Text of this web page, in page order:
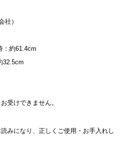
社）
：約61.4cm
32.5cm
受けできません。
みになり、正しくご使用・お手入れし